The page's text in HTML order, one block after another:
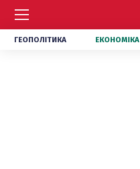
ГЕОПОЛІТИКА ЕКОНОМІКА